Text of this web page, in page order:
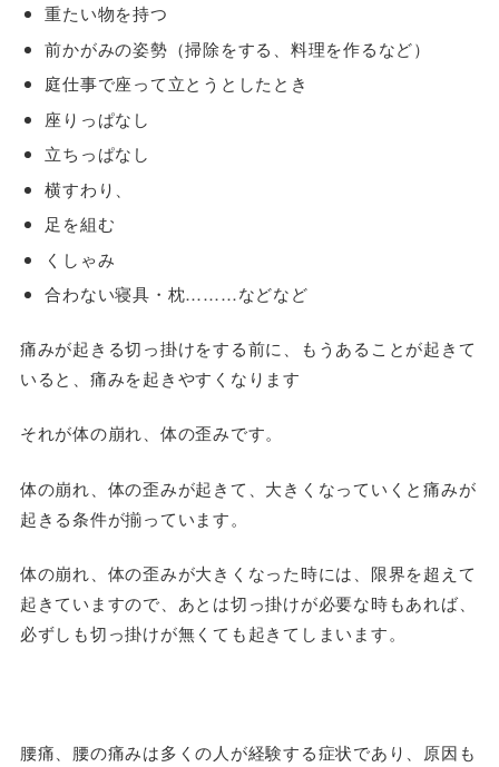
重たい物を持つ
前かがみの姿勢（掃除をする、料理を作るなど）
庭仕事で座って立とうとしたとき
座りっぱなし
立ちっぱなし
横すわり、
足を組む
くしゃみ
合わない寝具・枕………などなど
痛みが起きる切っ掛けをする前に、もうあることが起きて
いると、痛みを起きやすくなります
それが体の崩れ、体の歪みです。
体の崩れ、体の歪みが起きて、大きくなっていくと痛みが
起きる条件が揃っています。
体の崩れ、体の歪みが大きくなった時には、限界を超えて
起きていますので、あとは切っ掛けが必要な時もあれば、
必ずしも切っ掛けが無くても起きてしまいます。
腰痛、腰の痛みは多くの人が経験する症状であり、原因も